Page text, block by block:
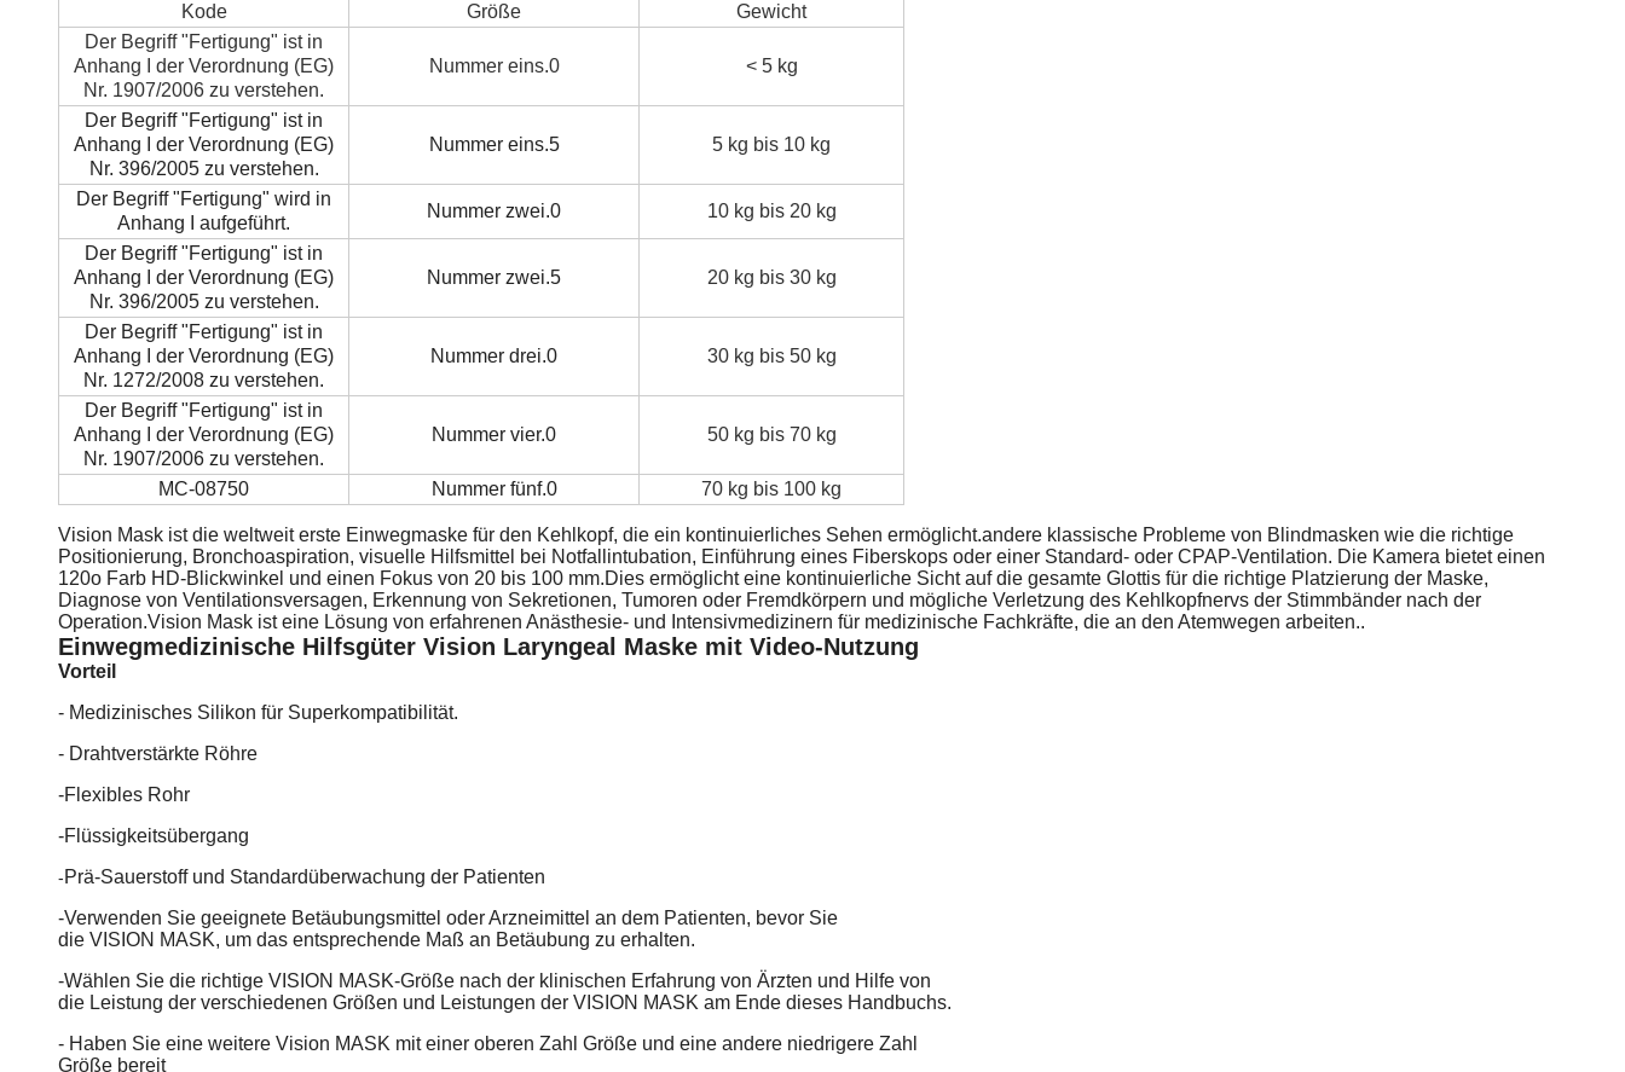
Kode Größe
Gewicht
Der Begriff "Fertigung" ist in
Anhang I der Verordnung (EG)
Nr. 1907/2006 zu verstehen.
Nummer eins.0 < 5 kg
Der Begriff "Fertigung" ist in
Anhang I der Verordnung (EG)
Nr. 396/2005 zu verstehen.
Nummer eins.5 5 kg bis 10 kg
Der Begriff "Fertigung" wird in
Anhang I aufgeführt.
Nummer zwei.0 10 kg bis 20 kg
Der Begriff "Fertigung" ist in
Anhang I der Verordnung (EG)
Nr. 396/2005 zu verstehen.
Nummer zwei.5 20 kg bis 30 kg
Der Begriff "Fertigung" ist in
Anhang I der Verordnung (EG)
Nr. 1272/2008 zu verstehen.
Nummer drei.0 30 kg bis 50 kg
Der Begriff "Fertigung" ist in
Anhang I der Verordnung (EG)
Nr. 1907/2006 zu verstehen.
Nummer vier.0 50 kg bis 70 kg
MC-08750 Nummer fünf.0 70 kg bis 100 kg
Vision Mask ist die weltweit erste Einwegmaske für den Kehlkopf, die ein kontinuierliches Sehen ermöglicht.andere klassische Probleme von Blindmasken wie die richtige
Positionierung, Bronchoaspiration, visuelle Hilfsmittel bei Notfallintubation, Einführung eines Fiberskops oder einer Standard- oder CPAP-Ventilation. Die Kamera bietet einen
120o Farb HD-Blickwinkel und einen Fokus von 20 bis 100 mm.Dies ermöglicht eine kontinuierliche Sicht auf die gesamte Glottis für die richtige Platzierung der Maske,
Diagnose von Ventilationsversagen, Erkennung von Sekretionen, Tumoren oder Fremdkörpern und mögliche Verletzung des Kehlkopfnervs der Stimmbänder nach der
Operation.Vision Mask ist eine Lösung von erfahrenen Anästhesie- und Intensivmedizinern für medizinische Fachkräfte, die an den Atemwegen arbeiten..
Einwegmedizinische Hilfsgüter Vision Laryngeal Maske mit Video-Nutzung
Vorteil
- Medizinisches Silikon für Superkompatibilität.
- Drahtverstärkte Röhre
-Flexibles Rohr
-Flüssigkeitsübergang
-Prä-Sauerstoff und Standardüberwachung der Patienten
-Verwenden Sie geeignete Betäubungsmittel oder Arzneimittel an dem Patienten, bevor Sie
die VISION MASK, um das entsprechende Maß an Betäubung zu erhalten.
-Wählen Sie die richtige VISION MASK-Größe nach der klinischen Erfahrung von Ärzten und Hilfe von
die Leistung der verschiedenen Größen und Leistungen der VISION MASK am Ende dieses Handbuchs.
- Haben Sie eine weitere Vision MASK mit einer oberen Zahl Größe und eine andere niedrigere Zahl
Größe bereit